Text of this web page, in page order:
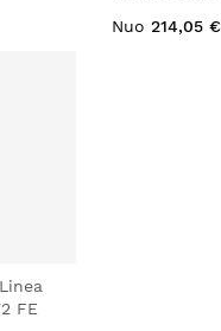
Nuo 214,05 €
FE